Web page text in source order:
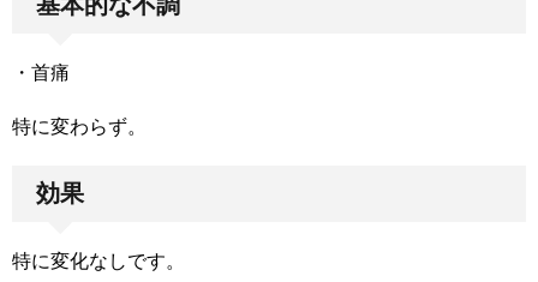
・首痛
特に変わらず。
効果
特に変化なしです。